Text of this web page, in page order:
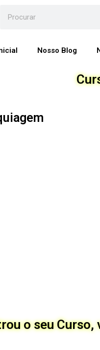
Nosso Blog
o seu Curso,